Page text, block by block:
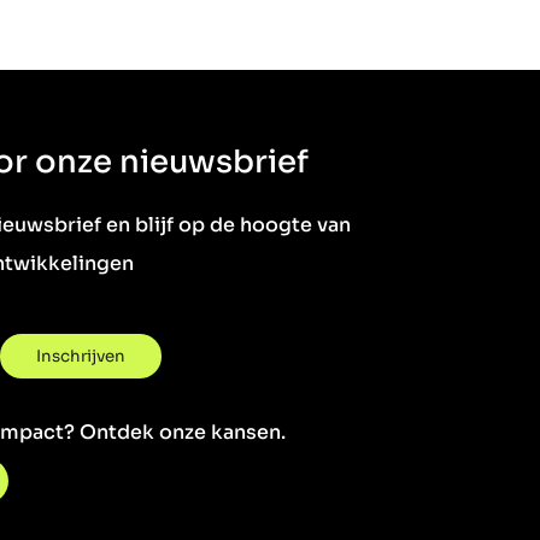
onze nieuwsbrief
en blijf op de hoogte van
Ontdek onze kansen.